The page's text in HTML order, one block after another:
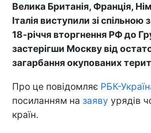
Велика Британія, Франція,
Італія виступили зі спільною
18-річчя вторгнення РФ до
застерігши Москву від
загарбання окупованих
Про це повідомляє РБК-
посиланням на заяву урядів
країн.